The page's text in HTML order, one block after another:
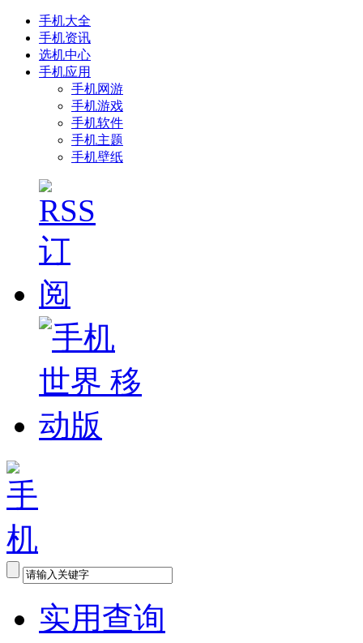
手机大全
手机资讯
选机中心
手机应用
手机网游
手机游戏
手机软件
手机主题
手机壁纸
实用查询